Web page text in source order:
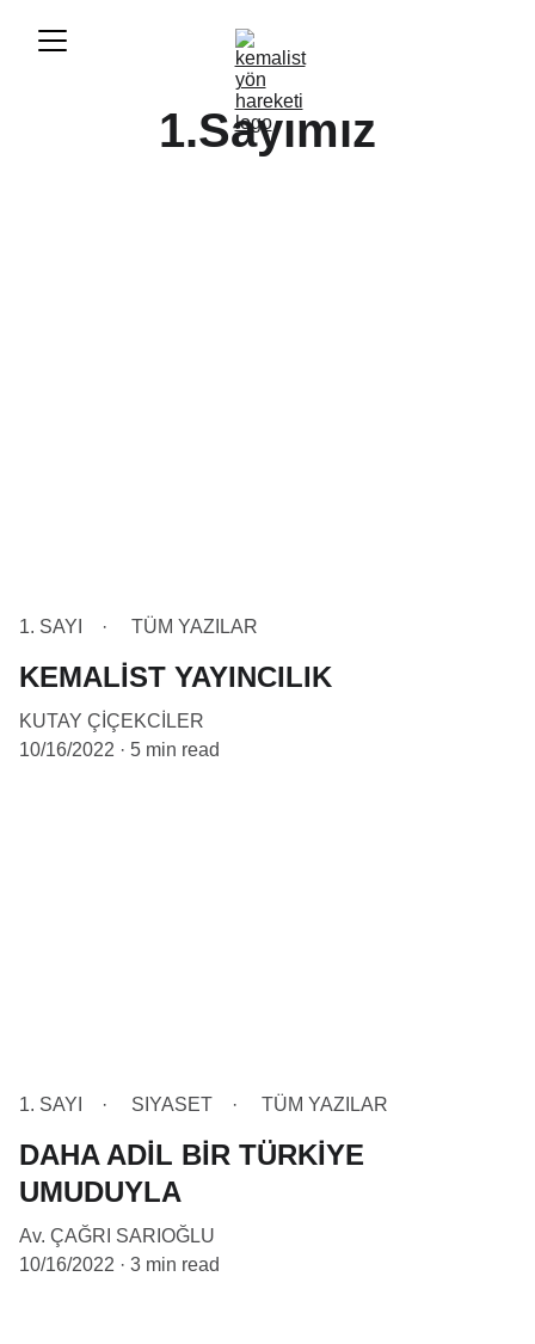
1.Sayımız
1. SAYI TÜM YAZILAR
KEMALİST YAYINCILIK
KUTAY ÇİÇEKCİLER
10/16/2022
5 min read
1. SAYI SIYASET TÜM YAZILAR
DAHA ADİL BİR TÜRKİYE
UMUDUYLA
Av. ÇAĞRI SARIOĞLU
10/16/2022
3 min read